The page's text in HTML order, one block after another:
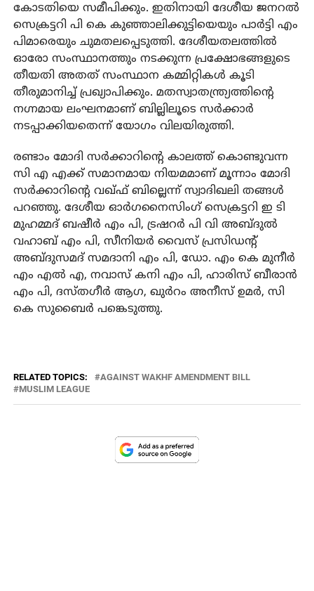
കോടതിയെ സമീപിക്കും. ഇതിനായി ദേശീയ ജനറല്‍
സെക്രട്ടറി പി കെ കുഞ്ഞാലിക്കുട്ടിയെയും പാര്‍ട്ടി എം
പിമാരെയും ചുമതലപ്പെടുത്തി. ദേശീയതലത്തില്‍
ഓരോ സംസ്ഥാനത്തും നടക്കുന്ന പ്രക്ഷോഭങ്ങളുടെ
തീയതി അതത് സംസ്ഥാന കമ്മിറ്റികള്‍ കൂടി
തീരുമാനിച്ച് പ്രഖ്യാപിക്കും. മതസ്വാതന്ത്ര്യത്തിന്റെ
നഗ്നമായ ലംഘനമാണ് ബില്ലിലൂടെ സര്‍ക്കാര്‍
നടപ്പാക്കിയതെന്ന് യോഗം വിലയിരുത്തി.
രണ്ടാം മോദി സര്‍ക്കാറിന്റെ കാലത്ത് കൊണ്ടുവന്ന
സി എ എക്ക് സമാനമായ നിയമമാണ് മൂന്നാം മോദി
സര്‍ക്കാറിന്റെ വഖ്ഫ് ബില്ലെന്ന് സ്വാദിഖലി തങ്ങള്‍
പറഞ്ഞു. ദേശീയ ഓര്‍ഗനൈസിംഗ് സെക്രട്ടറി ഇ ടി
മുഹമ്മദ് ബഷീര്‍ എം പി, ട്രഷറര്‍ പി വി അബ്ദുല്‍
വഹാബ് എം പി, സീനിയര്‍ വൈസ് പ്രസിഡന്റ്
അബ്ദുസമദ് സമദാനി എം പി, ഡോ. എം കെ മുനീര്‍
എം എല്‍ എ, നവാസ് കനി എം പി, ഹാരിസ് ബീരാന്‍
എം പി, ദസ്തഗീര്‍ ആഗ, ഖുര്‍റം അനീസ് ഉമര്‍, സി
കെ സുബൈര്‍ പങ്കെടുത്തു.
RELATED TOPICS:
AGAINST WAKHF AMENDMENT BILL
MUSLIM LEAGUE